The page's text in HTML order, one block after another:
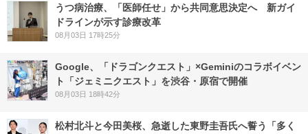
うつ病治療、「医師任せ」から共同意思決定へ 新ガイ
ドラインが示す診療改革
08月03日 17時25分
Google、「ドラゴンクエスト」×Geminiのコラボイベン
ト「ジェミニクエスト」を渋谷・原宿で開催
08月03日 18時42分
松村北斗と今田美桜、急逝した東野圭吾氏へ誓う「多く